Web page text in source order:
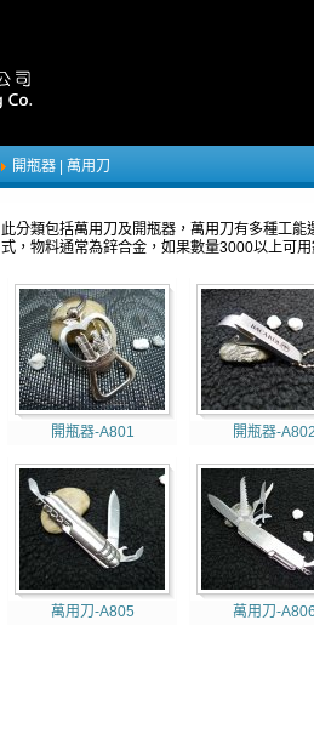
開瓶器 | 萬用刀
此分類包括萬用刀及開瓶器，萬用刀有多種工
式，物料通常為鋅合金，如果數量3000以上可
開瓶器-A801 開瓶器-
萬用刀-A805 萬用刀-